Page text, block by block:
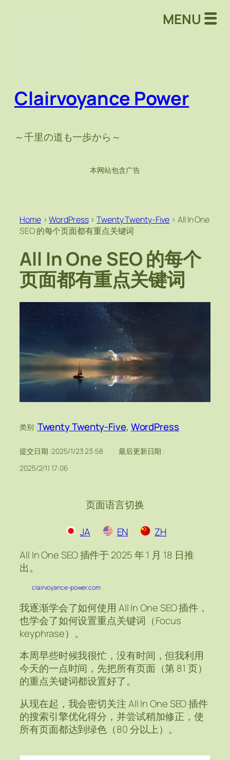
Clairvoyance Power
～千里の道も一歩から～
本网站包含广告
Home>WordPress>Twenty Twenty-Five >All In One
SEO 的每个页面都有重点关键词
All In One SEO 的每个
页面都有重点关键词
类别 :Twenty Twenty-Five, WordPress
提交日期 :2025/1/23 23:58
最后更新日期 :
2025/2/11 17:06
页面语言切换
EN
JA
ZH
All In One SEO 插件于 2025 年 1 月 18 日推
出。
clairvoyance-power.com
我逐渐学会了如何使用 All In One SEO 插件，
也学会了如何设置重点关键词（Focus
keyphrase）。
本周早些时候我很忙，没有时间，但我利用
今天的一点时间，先把所有页面（第 81 页）
的重点关键词都设置好了。
从现在起，我会密切关注 All In One SEO 插件
的搜索引擎优化得分，并尝试稍加修正，使
所有页面都达到绿色（80 分以上）。
MENU